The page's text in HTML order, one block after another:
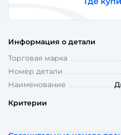
Информация о детали
Торговая марка
Номер детали
Наименование
Критерии